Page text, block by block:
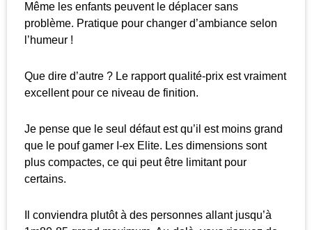
Même les enfants peuvent le déplacer sans
problème. Pratique pour changer d’ambiance selon
l’humeur !
Que dire d’autre ? Le rapport qualité-prix est vraiment
excellent pour ce niveau de finition.
Je pense que le seul défaut est qu’il est moins grand
que le pouf gamer I-ex Elite. Les dimensions sont
plus compactes, ce qui peut être limitant pour
certains.
Il conviendra plutôt à des personnes allant jusqu’à